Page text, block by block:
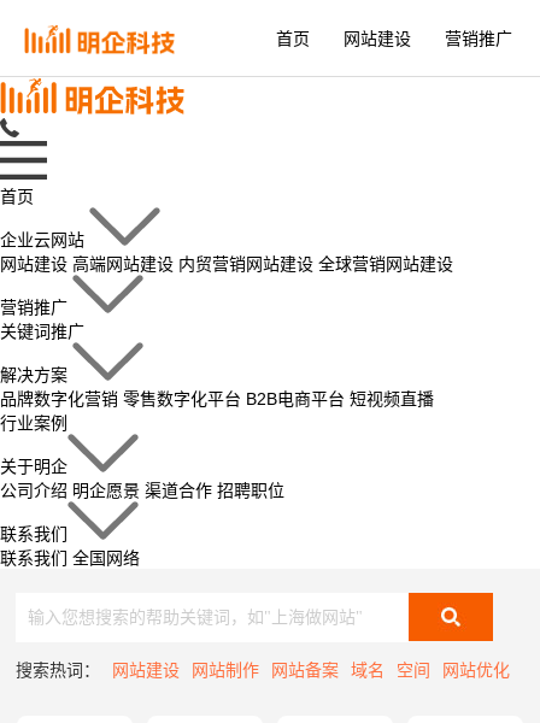
首页 网站建设 营销推广
首页
企业云网站
网站建设 高端网站建设 内贸营销网站建设 全球营销网站建设
营销推广
关键词推广
解决方案
品牌数字化营销 零售数字化平台 B2B电商平台 短视频直播
行业案例
关于明企
公司介绍 明企愿景 渠道合作 招聘职位
联系我们
联系我们 全国网络
搜索热词： 网站建设 网站制作 网站备案 域名 空间 网站优化